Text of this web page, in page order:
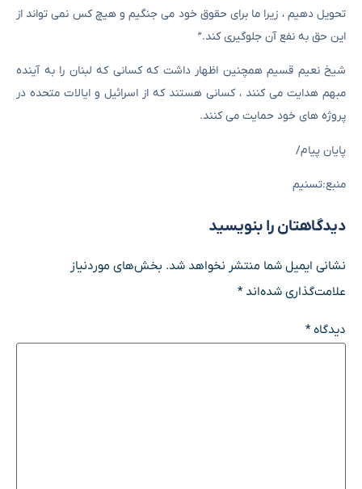
تحویل دهیم ، زیرا ما برای حقوق خود می جنگیم و هیچ کس نمی تواند از
این حق به نفع آن جلوگیری کند.”
شیخ نعیم قسیم همچنین اظهار داشت که کسانی که لبنان را به آینده
مبهم هدایت می کنند ، کسانی هستند که از اسرائیل و ایالات متحده در
پروژه های خود حمایت می کنند.
پایان پیام/
منبع:تسنیم
دیدگاهتان را بنویسید
نشانی ایمیل شما منتشر نخواهد شد. بخش‌های موردنیاز
علامت‌گذاری شده‌اند*
دیدگاه*